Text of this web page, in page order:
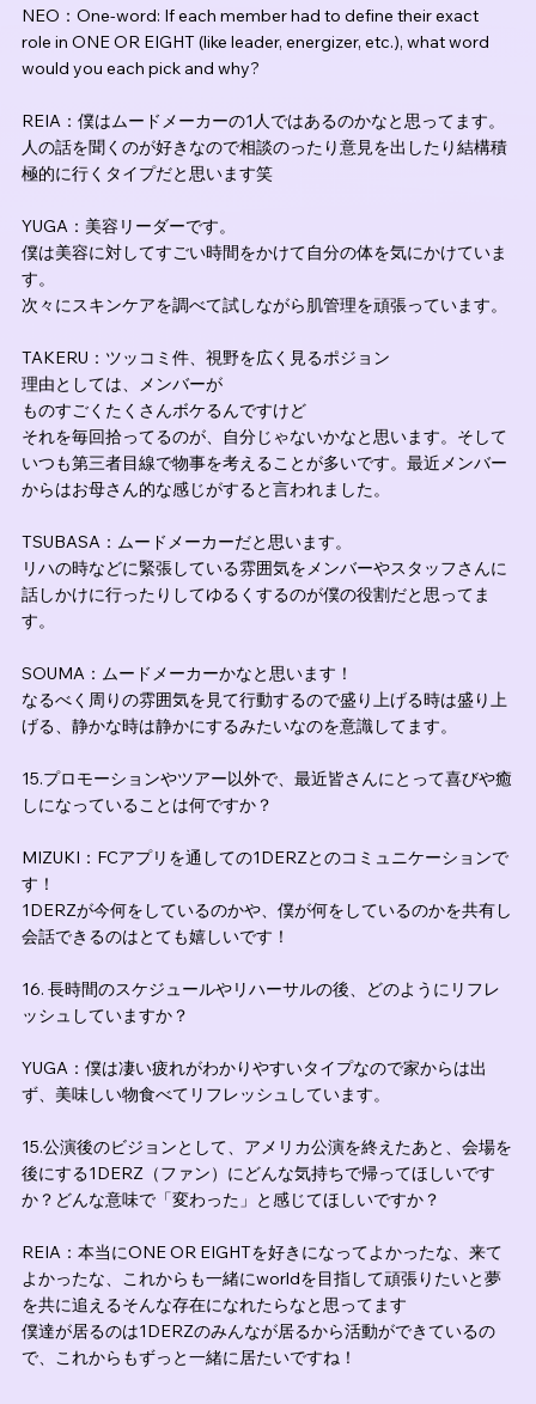
NEO：One-word: If each member had to define their exact
role in ONE OR EIGHT (like leader, energizer, etc.), what word
would you each pick and why?
REIA：僕はムードメーカーの1人ではあるのかなと思ってます。
人の話を聞くのが好きなので相談のったり意見を出したり結構積
極的に行くタイプだと思います笑
YUGA：美容リーダーです。
僕は美容に対してすごい時間をかけて自分の体を気にかけていま
す。
次々にスキンケアを調べて試しながら肌管理を頑張っています。
TAKERU：ツッコミ件、視野を広く見るポジョン
理由としては、メンバーが
ものすごくたくさんボケるんですけど
それを毎回拾ってるのが、自分じゃないかなと思います。そして
いつも第三者目線で物事を考えることが多いです。最近メンバー
からはお母さん的な感じがすると言われました。
TSUBASA：ムードメーカーだと思います。
リハの時などに緊張している雰囲気をメンバーやスタッフさんに
話しかけに行ったりしてゆるくするのが僕の役割だと思ってま
す。
SOUMA：ムードメーカーかなと思います！
なるべく周りの雰囲気を見て行動するので盛り上げる時は盛り上
げる、静かな時は静かにするみたいなのを意識してます。
15.プロモーションやツアー以外で、最近皆さんにとって喜びや癒
しになっていることは何ですか？
MIZUKI：FCアプリを通しての1DERZとのコミュニケーションで
す！
1DERZが今何をしているのかや、僕が何をしているのかを共有し
会話できるのはとても嬉しいです！
16. 長時間のスケジュールやリハーサルの後、どのようにリフレ
ッシュしていますか？
YUGA：僕は凄い疲れがわかりやすいタイプなので家からは出
ず、美味しい物食べてリフレッシュしています。
15.公演後のビジョンとして、アメリカ公演を終えたあと、会場を
後にする1DERZ（ファン）にどんな気持ちで帰ってほしいです
か？どんな意味で「変わった」と感じてほしいですか？
REIA：本当にONE OR EIGHTを好きになってよかったな、来て
よかったな、これからも一緒にworldを目指して頑張りたいと夢
を共に追えるそんな存在になれたらなと思ってます
僕達が居るのは1DERZのみんなが居るから活動ができているの
で、これからもずっと一緒に居たいですね！